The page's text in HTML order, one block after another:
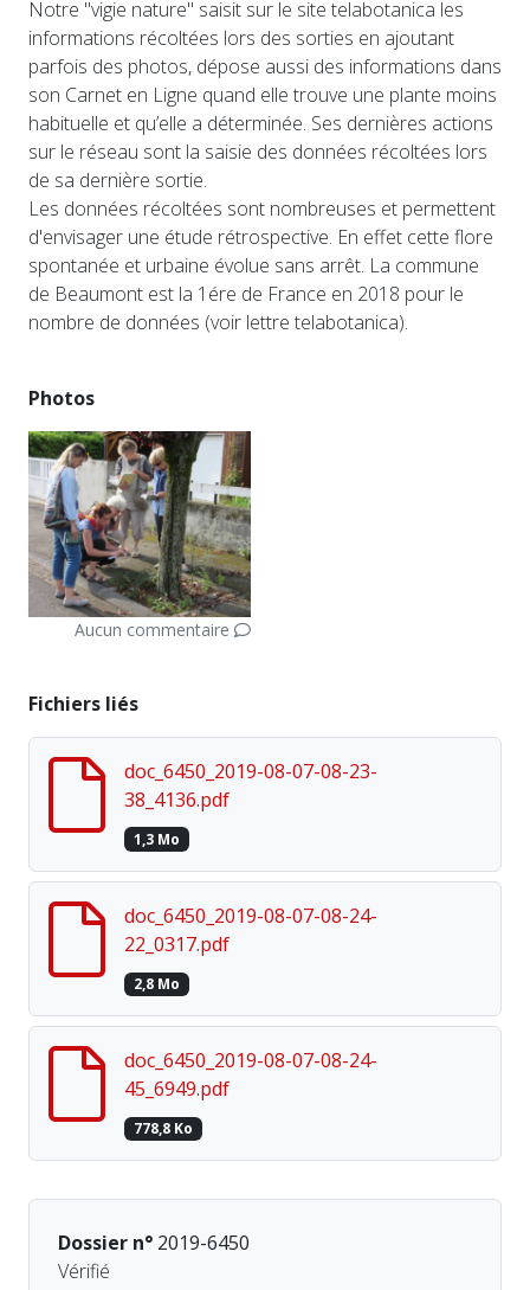
Notre "vigie nature" saisit sur le site telabotanica les
informations récoltées lors des sorties en ajoutant
parfois des photos, dépose aussi des informations dans
son Carnet en Ligne quand elle trouve une plante moins
habituelle et qu’elle a déterminée. Ses dernières actions
sur le réseau sont la saisie des données récoltées lors
de sa dernière sortie.
Les données récoltées sont nombreuses et permettent
d'envisager une étude rétrospective. En effet cette flore
spontanée et urbaine évolue sans arrêt. La commune
de Beaumont est la 1ére de France en 2018 pour le
nombre de données (voir lettre telabotanica).
Photos
Aucun commentaire
Fichiers liés
doc_6450_2019-08-07-08-23-
38_4136.pdf
1,3 Mo
doc_6450_2019-08-07-08-24-
22_0317.pdf
2,8 Mo
doc_6450_2019-08-07-08-24-
45_6949.pdf
778,8 Ko
Dossier n° 2019-6450
Vérifié